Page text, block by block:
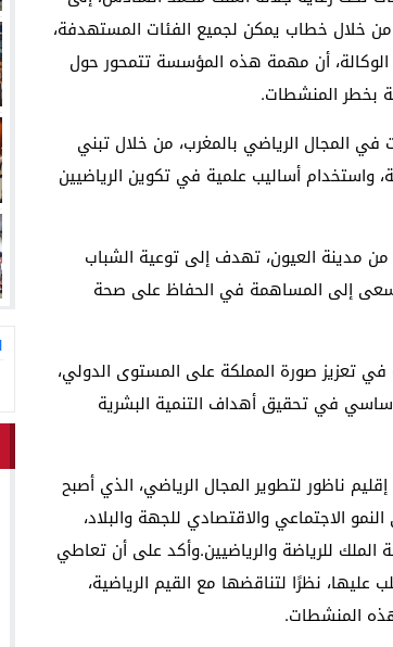
خلال خطاب يمكن لجميع الفئات المستهدفة،
أن مهمة هذه المؤسسة تتمحور حول
بخطر المنشطات.
المجال الرياضي بالمغرب، من خلال تبني
واستخدام أساليب علمية في تكوين الرياضيين
التي بدأت رحلتها في 17 يونيو الماضي من مدينة العيون، تهدف إلى توعية الشباب
تسعى إلى المساهمة في الحفاظ على صحة
في تعزيز صورة المملكة على المستوى الدولي،
في تحقيق أهداف التنمية البشرية
ناظور لتطوير المجال الرياضي، الذي أصبح
الاجتماعي والاقتصادي للجهة والبلاد،
للرياضة والرياضيين.وأكد على أن تعاطي
نظرًا لتناقضها مع القيم الرياضية،
هذه المنشطات.